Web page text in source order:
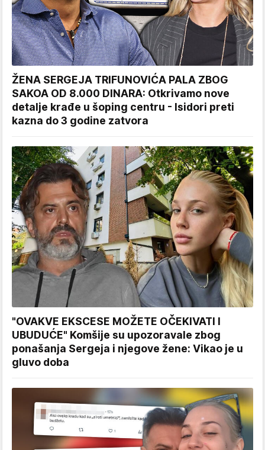
ŽENA SERGEJA TRIFUNOVIĆA PALA ZBOG
SAKOA OD 8.000 DINARA: Otkrivamo nove
detalje krađe u šoping centru - Isidori preti
kazna do 3 godine zatvora
"OVAKVE EKSCESE MOŽETE OČEKIVATI I
UBUDUĆE" Komšije su upozoravale zbog
ponašanja Sergeja i njegove žene: Vikao je u
gluvo doba